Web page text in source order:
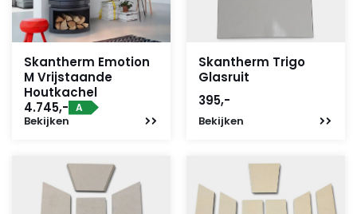
Skantherm Emotion
M Vrijstaande
Houtkachel
4.745,- A
Bekijken
Skantherm Trigo
Glasruit
395,-
Bekijken